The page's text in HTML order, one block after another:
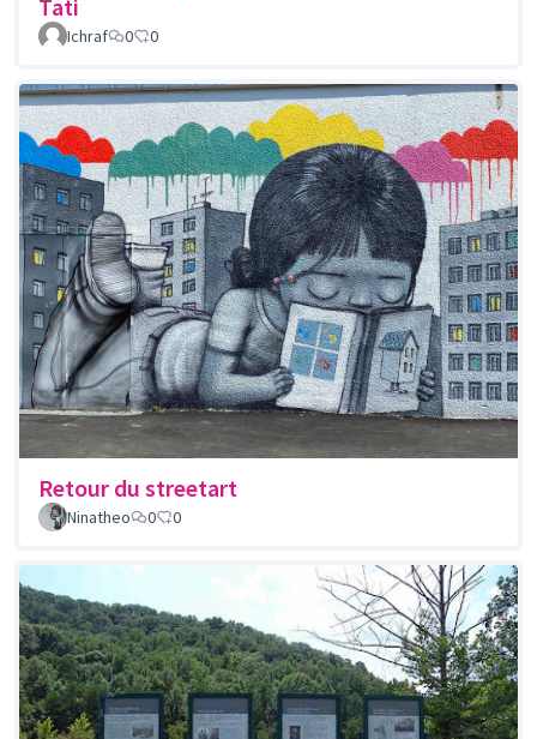
Tati
Ichraf 0 0
Retour du streetart
Ninatheo 0 0